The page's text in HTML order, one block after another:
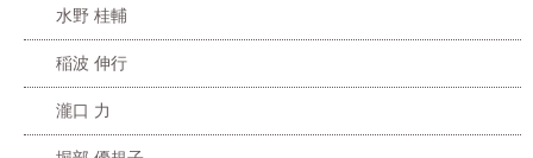
水野 桂輔
稲波 伸行
瀧口 力